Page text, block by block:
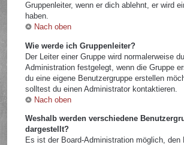
Gruppenleiter, wenn er dich ablehnt, er wird
haben.
Nach oben
Wie werde ich Gruppenleiter?
Der Leiter einer Gruppe wird normalerweise
Administration festgelegt, wenn die Gruppe
du eine eigene Benutzergruppe erstellen
solltest du einen Administrator kontaktieren.
Nach oben
Weshalb werden verschiedene
dargestellt?
Es ist der Board-Administration möglich, den